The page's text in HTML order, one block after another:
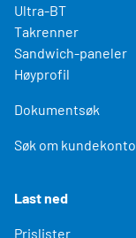
Ultra-BT
Takrenner
Sandwich-paneler
Høyprofil
Dokumentsøk
Søk om kundekonto
Last ned
Prislister